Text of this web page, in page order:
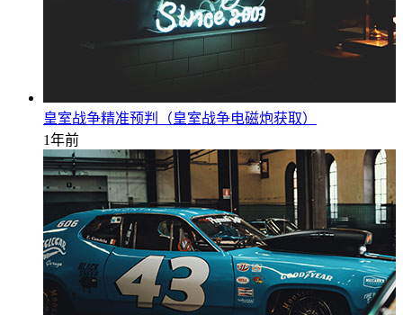
皇室战争精准预判（皇室战争电磁炮获取）
1年前